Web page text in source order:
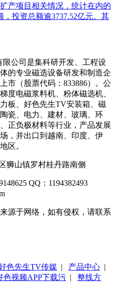
产项目相关情况，统计在内的
，投资总额逾3737.52亿元。其
公司是集科研开发、工程设
的专业磁选设备研发和制造企
市（股票代码：833886）。公
度电磁浆料机、粉体磁选机、
板、好色先生TV安装箱、磁
瓷、电力、建材、玻璃、环
正负极材料等行业，产品发展
，并出口到越南、印度、伊
区。
狮山镇罗村桂丹路南侧
QQ：1194382493
源于网络，如有侵权，请联系
色先生TV传媒 | 产品中心 |
色视频APP下载污 | 整线方